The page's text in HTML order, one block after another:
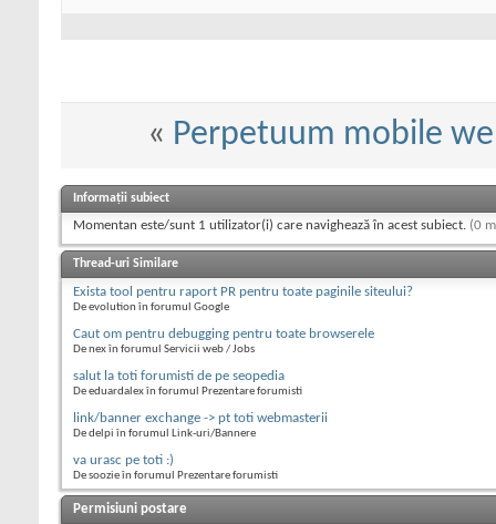
« Perpetuum mobile
Informații subiect
Momentan este/sunt 1 utilizator(i) care navighează în acest subiect. (0
Thread-uri Similare
Exista tool pentru raport PR pentru toate paginile siteului?
De evolution în forumul Google
Caut om pentru debugging pentru toate browserele
De nex în forumul Servicii web / Jobs
salut la toti forumisti de pe seopedia
De eduardalex în forumul Prezentare forumisti
link/banner exchange -> pt toti webmasterii
De delpi în forumul Link-uri/Bannere
va urasc pe toti :)
De soozie în forumul Prezentare forumisti
Permisiuni postare